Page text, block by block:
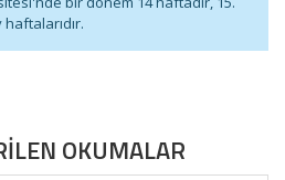
OKUMALAR